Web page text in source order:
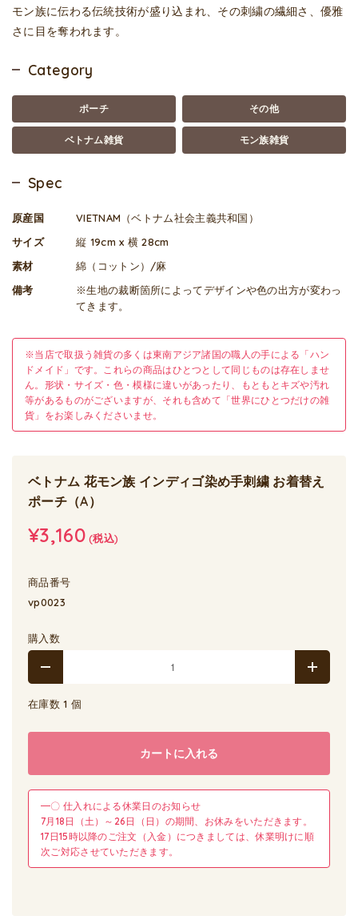
モン族に伝わる伝統技術が盛り込まれ、その刺繍の繊細さ、優雅
さに目を奪われます。
Category
ポーチ その他
ベトナム雑貨 モン族雑貨
Spec
原産国
VIETNAM（ベトナム社会主義共和国）
サイズ
縦 19cm x 横 28cm
素材
綿（コットン）/麻
備考
※生地の裁断箇所によってデザインや色の出方が変わっ
てきます。
※当店で取扱う雑貨の多くは東南アジア諸国の職人の手による「ハン
ドメイド」です。これらの商品はひとつとして同じものは存在しませ
ん。形状・サイズ・色・模様に違いがあったり、もともとキズや汚れ
等があるものがございますが、それも含めて「世界にひとつだけの雑
貨」をお楽しみくださいませ。
ベトナム 花モン族 インディゴ染め手刺繍 お着替え
ポーチ（A）
¥3,160(税込)
商品番号
vp0023
購入数
在庫数 1 個
カートに入れる
━〇 仕入れによる休業日のお知らせ
7月18日（土）～26日（日）の期間、お休みをいただきます。
17日15時以降のご注文（入金）につきましては、休業明けに順
次ご対応させていただきます。